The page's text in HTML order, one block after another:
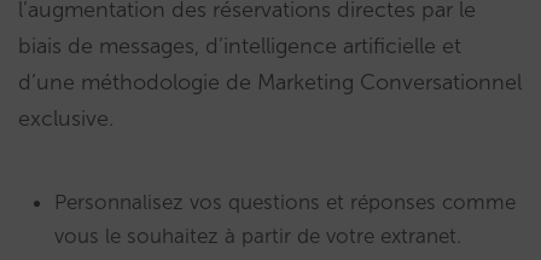
l’augmentation des réservations directes par le
biais de messages, d’intelligence artificielle et
d’une méthodologie de Marketing Conversationnel
exclusive.
Personnalisez vos questions et réponses comme
vous le souhaitez à partir de votre extranet.